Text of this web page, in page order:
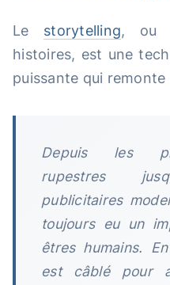
Le storytelling, ou
histoires, est une
puissante qui
Depuis les
rupestres
publicitaires
toujours eu un
êtres humains.
est câblé pour